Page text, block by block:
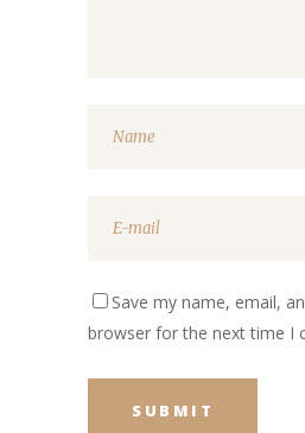
Save my name, email,
browser for the next time I